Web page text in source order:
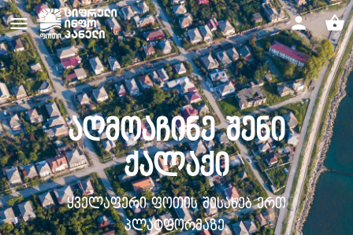
აღმოაჩინე შენი
ქალაქი
ყველაფერი ფოთის შესახებ ერთ
პლატფორმაზე.